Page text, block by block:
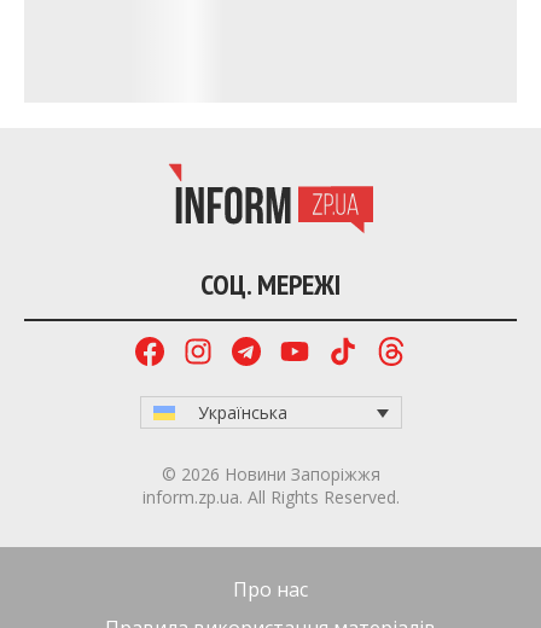
СОЦ. МЕРЕЖІ
Українська
© 2026 Новини Запоріжжя
inform.zp.ua. All Rights Reserved.
Про нас